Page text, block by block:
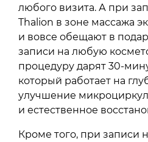
любого визита. А при
Thalion в зоне массажа
и вовсе обещают в
записи на любую
процедуру дарят 30-
который работает на
улучшение
и естественное
Кроме того, при записи